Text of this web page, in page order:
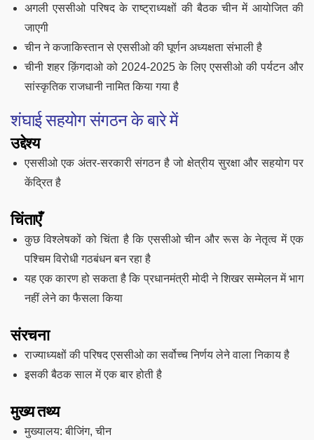
अगली एससीओ परिषद के राष्ट्राध्यक्षों की बैठक चीन में आयोजित की
जाएगी
चीन ने कजाकिस्तान से एससीओ की घूर्णन अध्यक्षता संभाली है
चीनी शहर क़िंगदाओ को 2024-2025 के लिए एससीओ की पर्यटन और
सांस्कृतिक राजधानी नामित किया गया है
शंघाई सहयोग संगठन के बारे में
उद्देश्य
एससीओ एक अंतर-सरकारी संगठन है जो क्षेत्रीय सुरक्षा और सहयोग पर
केंद्रित है
चिंताएँ
कुछ विश्लेषकों को चिंता है कि एससीओ चीन और रूस के नेतृत्व में एक
पश्चिम विरोधी गठबंधन बन रहा है
यह एक कारण हो सकता है कि प्रधानमंत्री मोदी ने शिखर सम्मेलन में भाग
नहीं लेने का फैसला किया
संरचना
राज्याध्यक्षों की परिषद एससीओ का सर्वोच्च निर्णय लेने वाला निकाय है
इसकी बैठक साल में एक बार होती है
मुख्य तथ्य
मुख्यालय: बीजिंग, चीन